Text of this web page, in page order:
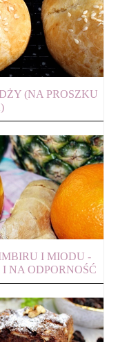
(NA PROSZKU
I MIODU -
NA ODPORNOŚĆ